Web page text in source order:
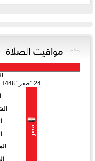
مواقيت الصلاة
24 صفر 1448 هـ
مصر